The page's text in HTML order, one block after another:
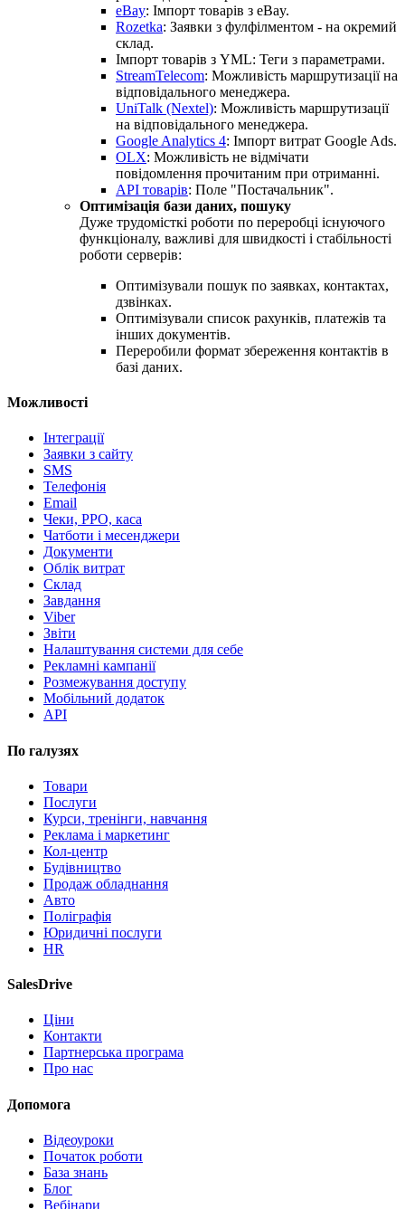
eBay: Імпорт товарів з eBay.
Rozetka: Заявки з фулфілментом - на окремий
склад.
Імпорт товарів з YML: Теги з параметрами.
StreamTelecom: Можливість маршрутизації на
відповідального менеджера.
UniTalk (Nextel): Можливість маршрутизації
на відповідального менеджера.
Google Analytics 4: Імпорт витрат Google Ads.
OLX: Можливість не відмічати
повідомлення прочитаним при отриманні.
API товарів: Поле "Постачальник".
Оптимізація бази даних, пошуку
Дуже трудомісткі роботи по переробці існуючого
функціоналу, важливі для швидкості і стабільності
роботи серверів:
Оптимізували пошук по заявках, контактах,
дзвінках.
Оптимізували список рахунків, платежів та
інших документів.
Переробили формат збереження контактів в
базі даних.
Можливості
Інтеграції
Заявки з сайту
SMS
Телефонія
Email
Чеки, РРО, каса
Чатботи і месенджери
Документи
Облік витрат
Склад
Завдання
Viber
Звіти
Налаштування системи для себе
Рекламні кампанії
Розмежування доступу
Мобільний додаток
API
По галузях
Товари
Послуги
Курси, тренінги, навчання
Реклама і маркетинг
Кол-центр
Будівництво
Продаж обладнання
Авто
Поліграфія
Юридичні послуги
HR
SalesDrive
Ціни
Контакти
Партнерська програма
Про нас
Допомога
Відеоуроки
Початок роботи
База знань
Блог
Вебінари